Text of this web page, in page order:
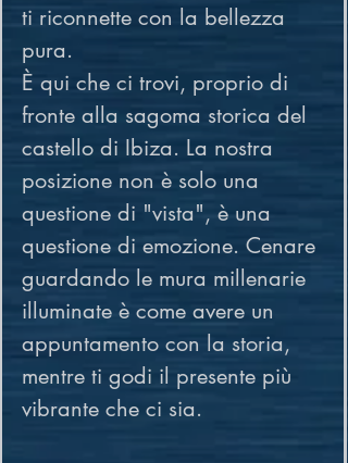
ti riconnette con la bellezza
pura.
È qui che ci trovi, proprio di
fronte alla sagoma storica del
castello di Ibiza. La nostra
posizione non è solo una
questione di "vista", è una
questione di emozione. Cenare
guardando le mura millenarie
illuminate è come avere un
appuntamento con la storia,
mentre ti godi il presente più
vibrante che ci sia.